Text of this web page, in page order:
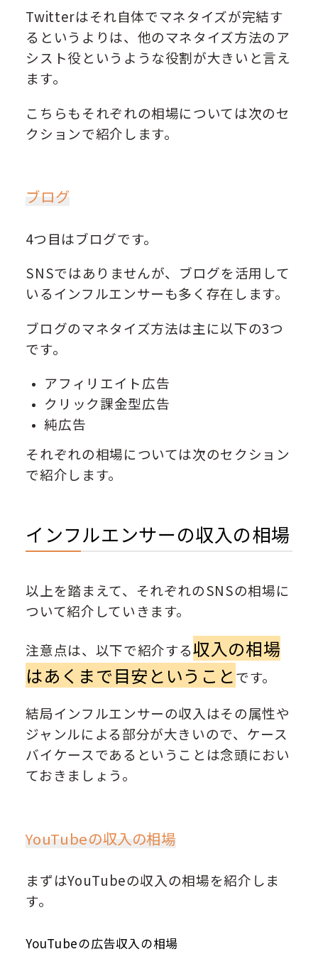
Twitterはそれ自体でマネタイズが完結す
るというよりは、他のマネタイズ方法のア
シスト役というような役割が大きいと言え
ます。
こちらもそれぞれの相場については次のセ
クションで紹介します。
ブログ
4つ目はブログです。
SNSではありませんが、ブログを活用して
いるインフルエンサーも多く存在します。
ブログのマネタイズ方法は主に以下の3つ
です。
アフィリエイト広告
クリック課金型広告
純広告
それぞれの相場については次のセクション
で紹介します。
インフルエンサーの収入の相場
以上を踏まえて、それぞれのSNSの相場に
ついて紹介していきます。
注意点は、以下で紹介する収入の相場
はあくまで目安ということです。
結局インフルエンサーの収入はその属性や
ジャンルによる部分が大きいので、ケース
バイケースであるということは念頭におい
ておきましょう。
YouTubeの収入の相場
まずはYouTubeの収入の相場を紹介しま
す。
YouTubeの広告収入の相場